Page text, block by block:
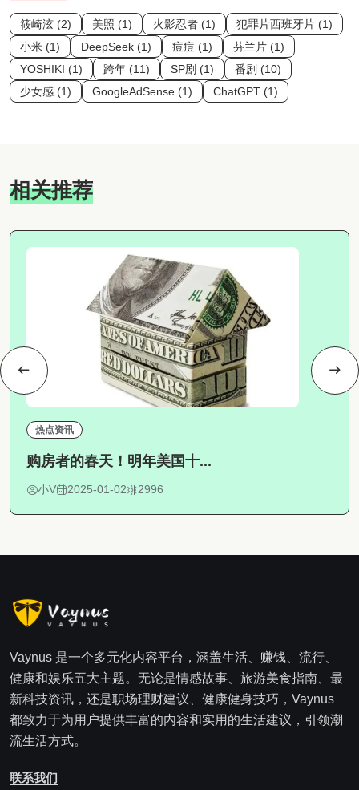
筱崎泫 (2) 美照 (1) 火影忍者 (1)
犯罪片西班牙片 (1)
小米 (1)
DeepSeek (1) 痘痘 (1)
芬兰片 (1)
YOSHIKI (1)
跨年 (11) SP剧 (1)
番剧 (10)
少女感 (1)
GoogleAdSense (1) ChatGPT (1)
相关推荐
热点资讯
购房者的春天！明年美国十...
小V 2025-01-02 2996
Vaynus 是一个多元化内容平台，涵盖生活、赚钱、流行、
健康和娱乐五大主题。无论是情感故事、旅游美食指南、最
新科技资讯，还是职场理财建议、健康健身技巧，Vaynus
都致力于为用户提供丰富的内容和实用的生活建议，引领潮
流生活方式。
联系我们